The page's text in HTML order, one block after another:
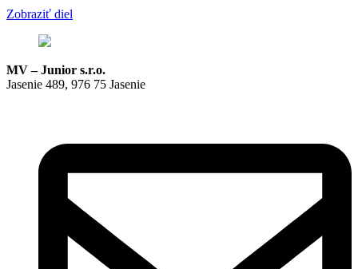
Zobraziť diel
MV – Junior s.r.o.
Jasenie 489, 976 75 Jasenie